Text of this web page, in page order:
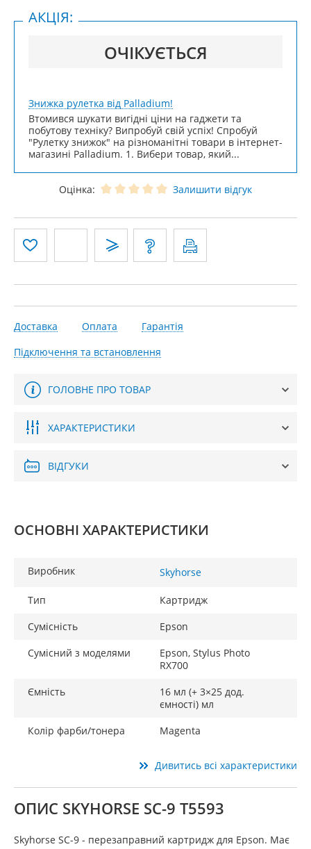
ОЧІКУЄТЬСЯ
АКЦІЯ:
Знижка рулетка від Palladium!
Втомився шукати вигідні ціни на гаджети та
побутову техніку? Випробуй свій успіх! Спробуй
"Рулетку знижок" на різноманітні товари в інтернет-
магазині Palladium. 1. Вибери товар, який...
Оцінка: Залишити відгук
Доставка Оплата
Гарантія
Підключення та встановлення
ГОЛОВНЕ ПРО ТОВАР
ХАРАКТЕРИСТИКИ
ВІДГУКИ
ОСНОВНІ ХАРАКТЕРИСТИКИ
Виробник Skyhorse
Тип
Картридж
Сумісність
Epson
Сумісний з моделями
Epson, Stylus Photo
RX700
Ємність
16 мл (+ 3×25 дод.
ємності) мл
Колір фарби/тонера
Magenta
Дивитись всі характеристики
ОПИС SKYHORSE SC-9 T5593
Skyhorse SC-9 - перезаправний картридж для Epson. Має